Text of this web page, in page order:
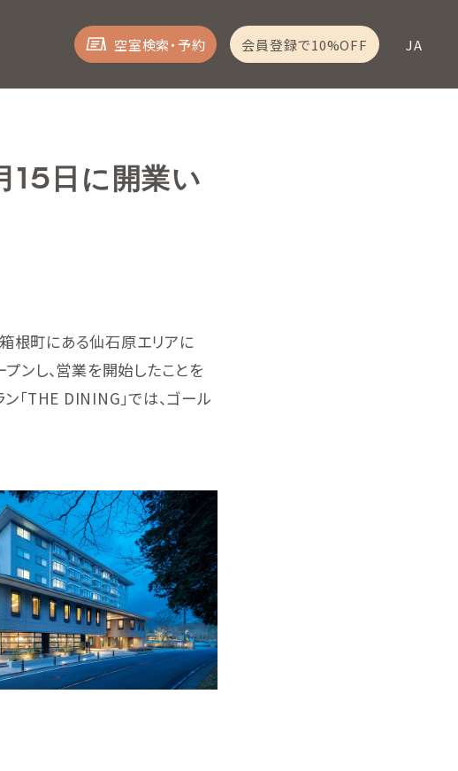
空室検索・予約 会員登録で10%OFF JA
15日に開業い
根町にある仙石原エリアに
ンし、営業を開始したことを
「THE DINING」では、ゴール